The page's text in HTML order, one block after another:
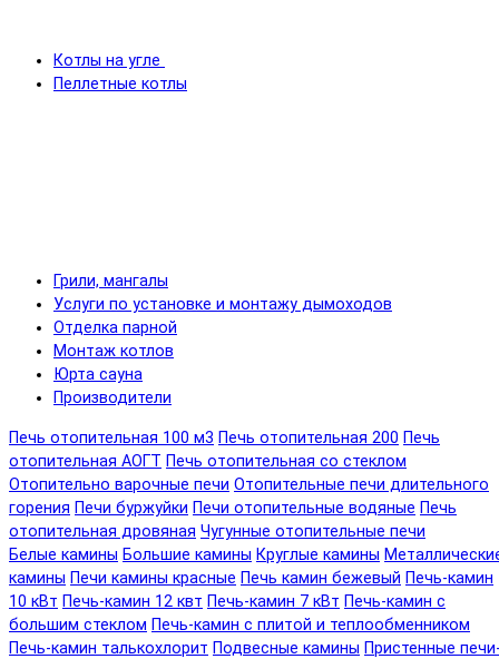
Котлы на угле
Пеллетные котлы
Грили, мангалы
Услуги по установке и монтажу дымоходов
Отделка парной
Монтаж котлов
Юрта сауна
Производители
Печь отопительная 100 м3 Печь отопительная 200 Печь
отопительная АОГТ Печь отопительная со стеклом
Отопительно варочные печи Отопительные печи длительного
горения Печи буржуйки Печи отопительные водяные Печь
отопительная дровяная Чугунные отопительные печи
Белые камины Большие камины Круглые камины
камины Печи камины красные Печь камин бежевый Печь-камин
10 кВт Печь-камин 12 квт Печь-камин 7 кВт Печь-камин с
большим стеклом Печь-камин с плитой и теплообменником
Печь-камин талькохлорит Подвесные камины Пристенные